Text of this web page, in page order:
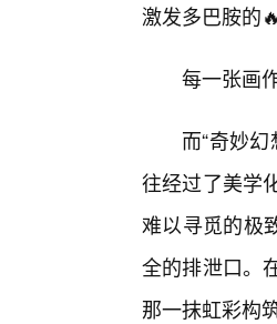
激发多巴胺的
每一张画
而“奇妙
往经过了美学
难以寻觅的极
全的排泄口。
那一抹虹彩构